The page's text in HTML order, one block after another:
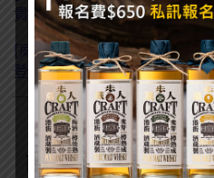
貴？
[威士忌知識] 蘇格蘭放寬過
登場!?
訂閱一飲樂酒誌電子